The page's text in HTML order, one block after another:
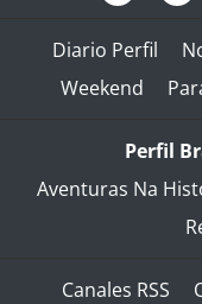
Diario Perfil
Weekend
Perfil
Aventuras Na
Canales RSS